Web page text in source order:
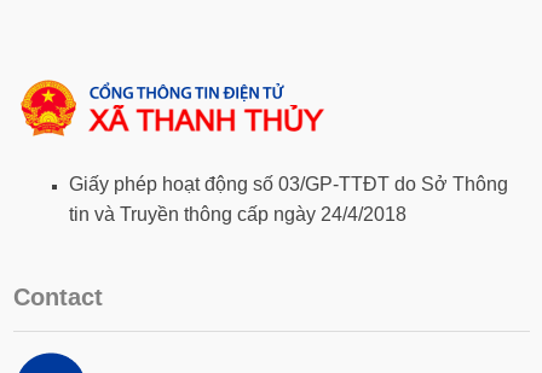
Giấy phép hoạt động số 03/GP-TTĐT do Sở Thông
tin và Truyền thông cấp ngày 24/4/2018
Contact